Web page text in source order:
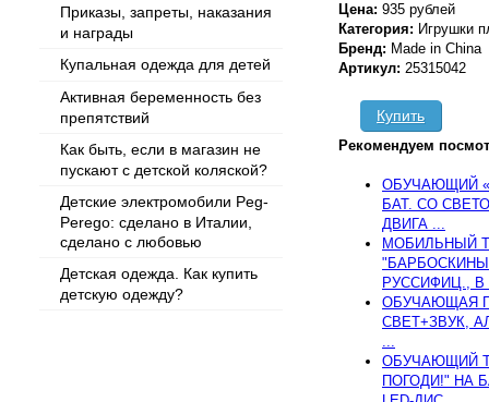
Приказы, запреты, наказания
и награды
Купальная одежда для детей
Активная беременность без
препятствий
Как быть, если в магазин не
пускают с детской коляской?
Детские электромобили Peg-
Perego: сделано в Италии,
сделано с любовью
Детская одежда. Как купить
детскую одежду?
Цена: 935 рублей
Категория: Игрушки
Бренд: Made in China
Артикул: 25315042
Купить
Рекомендуем
ОБУЧАЮЩИЙ
БАТ. СО
ДВИГА ...
МОБИЛЬНЫЙ
РУССИФИЦ., В
ОБУЧАЮЩАЯ
СВЕТ+ЗВУК,
ОБУЧАЮЩИЙ
ПОГОДИ!" НА